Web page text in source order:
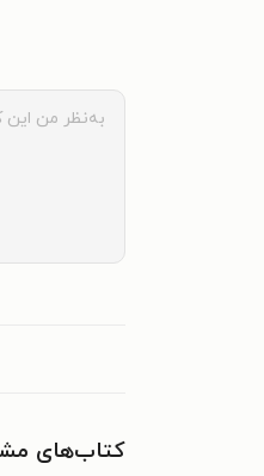
کتاب‌های